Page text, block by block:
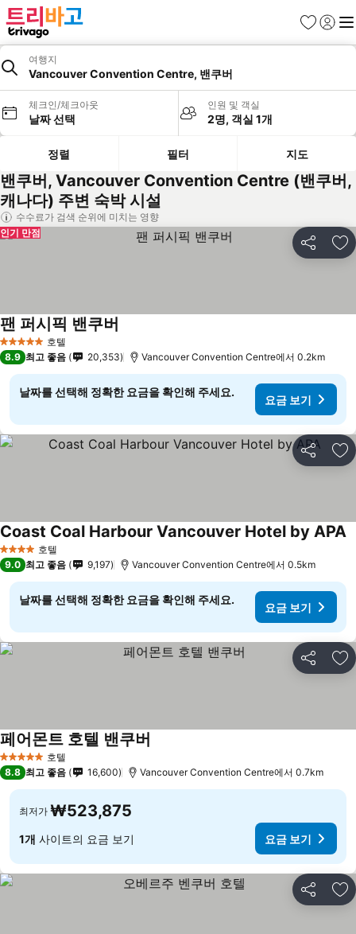
즐겨찾기
로그인
메
여행지
Vancouver Convention Centre, 밴쿠버
체크인/체크아웃
날짜 선택
인원 및 객실
2명, 객실 1개
정렬 필터 지도
밴쿠버, Vancouver Convention Centre (밴쿠버,
캐나다) 주변 숙박 시설
수수료가 검색 순위에 미치는 영향
공유 즐
인기 만점
5 성급 호텔
팬 퍼시픽 밴쿠버
8.9 최고 좋음 20,353 Vancouver Convention Centre에서 0.2km
날짜를 선택해 정확한 요금을 확인해 주세요.
요금 보기
공유 즐
4 성급 호텔
Coast Coal Harbour Vancouver Hotel by APA
9.0 최고 좋음 9,197 Vancouver Convention Centre에서 0.5km
날짜를 선택해 정확한 요금을 확인해 주세요.
요금 보기
공유 즐
5 성급 호텔
페어몬트 호텔 밴쿠버
8.8 최고 좋음 16,600 Vancouver Convention Centre에서 0.7km
최저가 ₩523,875
1개 사이트의 요금 보기 요금 보기
공유 즐